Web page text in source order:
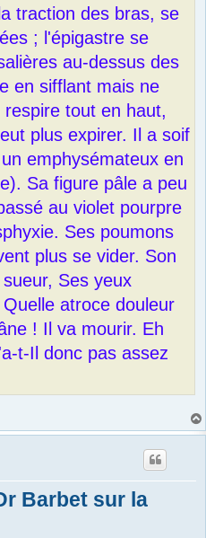
traction des bras, se
; l'épigastre se
au-dessus des
en sifflant mais ne
tout en haut,
plus expirer. Il a soif
emphysémateux en
Sa figure pâle a peu
au violet pourpre
Ses poumons
plus se vider. Son
Ses yeux
atroce douleur
! Il va mourir. Eh
t-Il donc pas assez
Barbet sur la